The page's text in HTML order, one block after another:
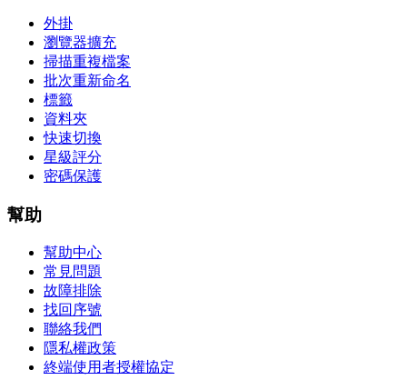
外掛
瀏覽器擴充
掃描重複檔案
批次重新命名
標籤
資料夾
快速切換
星級評分
密碼保護
幫助
幫助中心
常見問題
故障排除
找回序號
聯絡我們
隱私權政策
終端使用者授權協定